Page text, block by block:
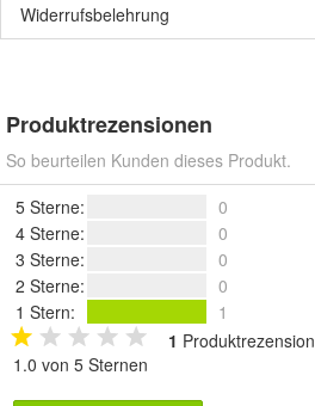
Widerrufsbelehrung
Produktrezensionen
So beurteilen Kunden dieses Produkt.
5 Sterne:
0
4 Sterne:
0
3 Sterne:
0
2 Sterne:
0
1 Stern:
1
1 Produktrezension
1.0 von 5 Sternen